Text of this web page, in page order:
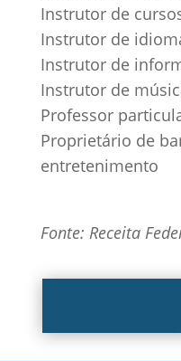
Instrutor de
Instrutor de
Instrutor de
Instrutor de
Professor
Proprietário de
entretenimento
Fonte: Receita